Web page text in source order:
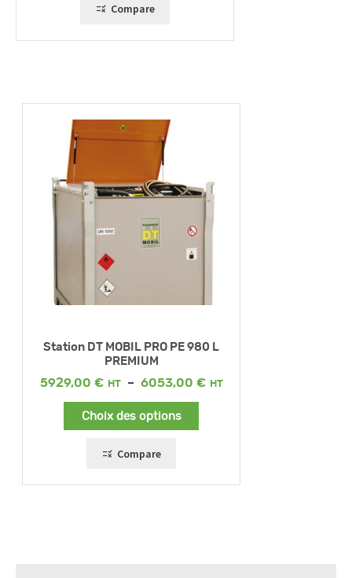
Compare
Station DT MOBIL PRO PE 980 L
PREMIUM
5929,00 € – 6053,00 €
Plage
Choix des options
Compare